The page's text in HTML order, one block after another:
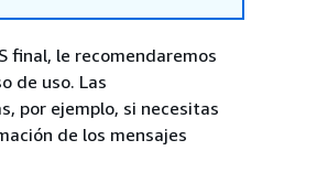
final, le recomendaremos
de uso. Las
por ejemplo, si necesitas
de los mensajes